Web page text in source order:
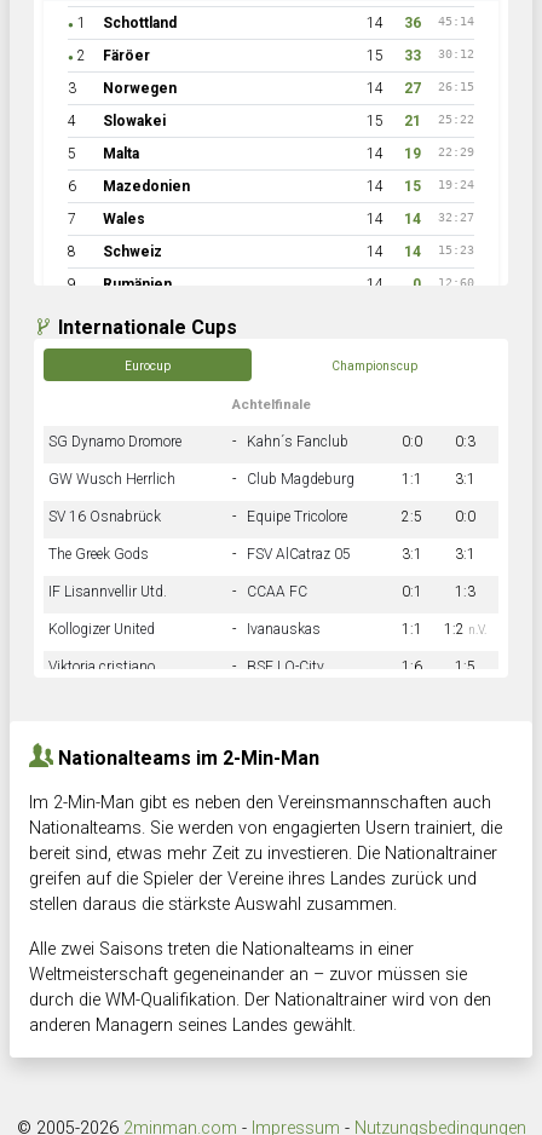
● 1 Schottland 14 36 45:14
● 2 Färöer 15 33 30:12
3 Norwegen 14 27 26:15
4 Slowakei 15 21 25:22
5 Malta 14 19 22:29
6 Mazedonien 14 15 19:24
7 Wales 14 14 32:27
8 Schweiz 14 14 15:23
9 Rumänien 14 0 12:60
Internationale Cups
Eurocup Championscup
Achtelfinale
SG Dynamo Dromore - Kahn´s Fanclub 0:0 0:3
GW Wusch Herrlich - Club Magdeburg 1:1 3:1
SV 16 Osnabrück - Equipe Tricolore 2:5 0:0
The Greek Gods - FSV AlCatraz 05 3:1 3:1
IF Lisannvellir Utd. - CCAA FC 0:1 1:3
Kollogizer United - Ivanauskas 1:1 1:2 n.V.
Viktoria cristiano - BSF LO-City 1:6 1:5
Nationalteams im 2-Min-Man
Im 2-Min-Man gibt es neben den Vereinsmannschaften auch
Nationalteams. Sie werden von engagierten Usern trainiert, die
bereit sind, etwas mehr Zeit zu investieren. Die Nationaltrainer
greifen auf die Spieler der Vereine ihres Landes zurück und
stellen daraus die stärkste Auswahl zusammen.
Alle zwei Saisons treten die Nationalteams in einer
Weltmeisterschaft gegeneinander an – zuvor müssen sie
durch die WM-Qualifikation. Der Nationaltrainer wird von den
anderen Managern seines Landes gewählt.
© 2005-2026 2minman.com - Impressum - Nutzungsbedingungen